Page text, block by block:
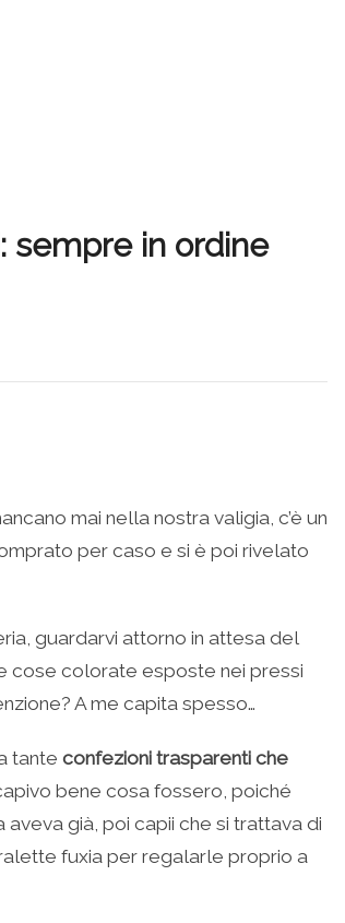
sempre in ordine
mai nella nostra valigia, c’è un
per caso e si è poi rivelato
guardarvi attorno in attesa del
cose colorate esposte nei pressi
A me capita spesso…
tante confezioni trasparenti che
bene cosa fossero, poiché
già, poi capii che si trattava di
fuxia per regalarle proprio a